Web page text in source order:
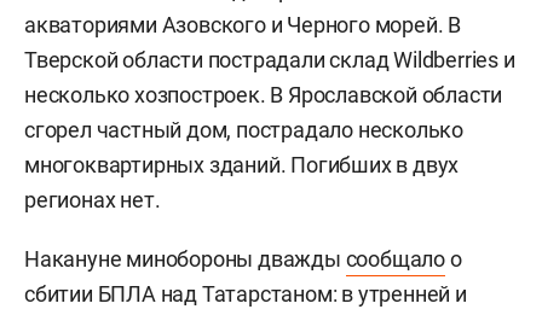
акваториями Азовского и Черного морей. В
Тверской области пострадали склад Wildberries и
несколько хозпостроек. В Ярославской области
сгорел частный дом, пострадало несколько
многоквартирных зданий. Погибших в двух
регионах нет.
Накануне минобороны дважды сообщалоо
сбитии БПЛА над Татарстаном: в утренней и